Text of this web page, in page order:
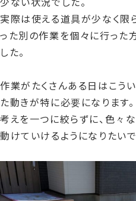
少ない状況でした。
実際は使える道具が少なく限
った別の作業を個々に行った
した。
作業がたくさんある日はこう
た動きが特に必要になります。
考えを一つに絞らずに、色々
動けていけるようになりたいで